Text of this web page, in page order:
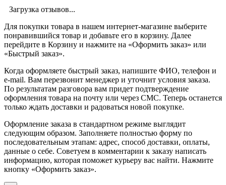
Загрузка отзывов...
Для покупки товара в нашем интернет-магазине выберите
понравившийся товар и добавьте его в корзину. Далее
перейдите в Корзину и нажмите на «Оформить заказ» или
«Быстрый заказ».
Когда оформляете быстрый заказ, напишите ФИО, телефон и
e-mail. Вам перезвонит менеджер и уточнит условия заказа.
По результатам разговора вам придет подтверждение
оформления товара на почту или через СМС. Теперь останется
только ждать доставки и радоваться новой покупке.
Оформление заказа в стандартном режиме выглядит
следующим образом. Заполняете полностью форму по
последовательным этапам: адрес, способ доставки, оплаты,
данные о себе. Советуем в комментарии к заказу написать
информацию, которая поможет курьеру вас найти. Нажмите
кнопку «Оформить заказ».